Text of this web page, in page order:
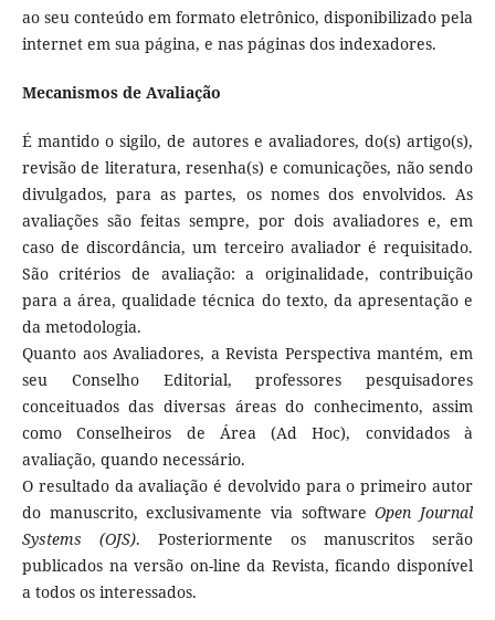
ao seu conteúdo em formato eletrônico, disponibilizado pela
internet em sua página, e nas páginas dos indexadores.
Mecanismos de Avaliação
É mantido o sigilo, de autores e avaliadores, do(s) artigo(s),
revisão de literatura, resenha(s) e comunicações, não sendo
divulgados, para as partes, os nomes dos envolvidos. As
avaliações são feitas sempre, por dois avaliadores e, em
caso de discordância, um terceiro avaliador é requisitado.
São critérios de avaliação: a originalidade, contribuição
para a área, qualidade técnica do texto, da apresentação e
da metodologia.
Quanto aos Avaliadores, a Revista Perspectiva mantém, em
seu Conselho Editorial, professores pesquisadores
conceituados das diversas áreas do conhecimento, assim
como Conselheiros de Área (Ad Hoc), convidados à
avaliação, quando necessário.
O resultado da avaliação é devolvido para o primeiro autor
do manuscrito, exclusivamente via softwareOpen Journal
Systems (OJS). Posteriormente os manuscritos serão
publicados na versão on-line da Revista, ficando disponível
a todos os interessados.